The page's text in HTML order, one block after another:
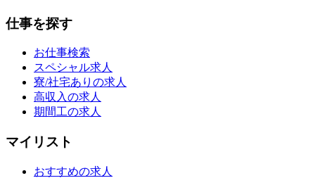
仕事を探す
お仕事検索
スペシャル求人
寮/社宅ありの求人
高収入の求人
期間工の求人
マイリスト
おすすめの求人